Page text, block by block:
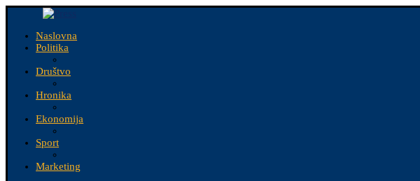
Naslovna
Politika
Društvo
Hronika
Ekonomija
Sport
Marketing